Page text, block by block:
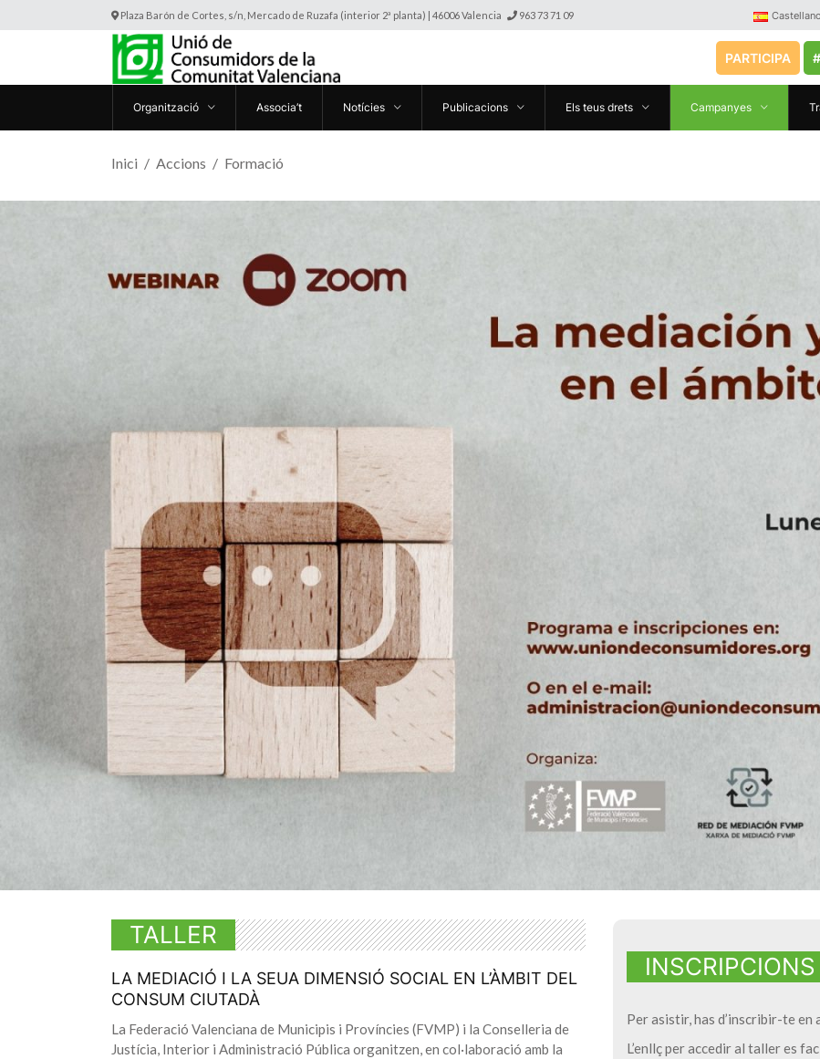
Plaza Barón de Cortes, s/n, Mercado de Ruzafa (interior 2ª planta) | 46006 Valencia 963 73 71 09 Castellano
PARTICIPA
Organització Associa’t Notícies Publicacions Els teus drets Campanyes
Inici Accions Formació
TALLER
LA MEDIACIÓ I LA SEUA DIMENSIÓ SOCIAL EN L’ÀMBIT DEL
CONSUM CIUTADÀ
La Federació Valenciana de Municipis i Províncies (FVMP) i la Conselleria de
Justícia, Interior i Administració Pública organitzen, en col·laboració amb la
INSCRIPCIONS
Per asistir, has d’inscribir-te
L’enllç per accedir al taller es